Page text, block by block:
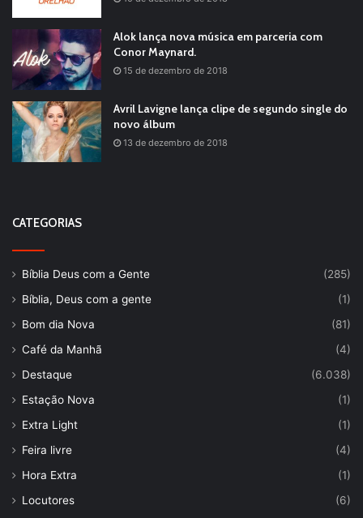
Alok lança nova música em parceria com
Conor Maynard.
15 de dezembro de 2018
Avril Lavigne lança clipe de segundo single do
novo álbum
13 de dezembro de 2018
CATEGORIAS
Bíblia Deus com a Gente
(285)
Bíblia, Deus com a gente
(1)
Bom dia Nova
(81)
Café da Manhã
(4)
Destaque
(6.038)
Estação Nova
(1)
Extra Light
(1)
Feira livre
(4)
Hora Extra
(1)
Locutores
(6)